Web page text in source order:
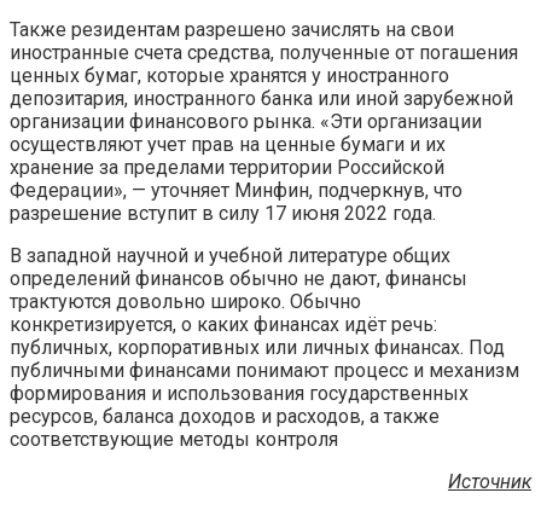
Также резидентам разрешено зачислять на свои
иностранные счета средства, полученные от погашения
ценных бумаг, которые хранятся у иностранного
депозитария, иностранного банка или иной зарубежной
организации финансового рынка. «Эти организации
осуществляют учет прав на ценные бумаги и их
хранение за пределами территории Российской
Федерации», — уточняет Минфин, подчеркнув, что
разрешение вступит в силу 17 июня 2022 года.
В западной научной и учебной литературе общих
определений финансов обычно не дают, финансы
трактуются довольно широко. Обычно
конкретизируется, о каких финансах идёт речь:
публичных, корпоративных или личных финансах. Под
публичными финансами понимают процесс и механизм
формирования и использования государственных
ресурсов, баланса доходов и расходов, а также
соответствующие методы контроля
Источник